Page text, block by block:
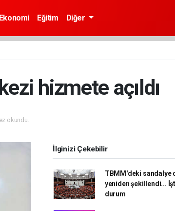
Ekonomi Eğitim Diğer
hizmete açıldı
okundu.
İlginizi Çekebilir
TBMM'deki sandalye
yeniden şekillendi...
durum